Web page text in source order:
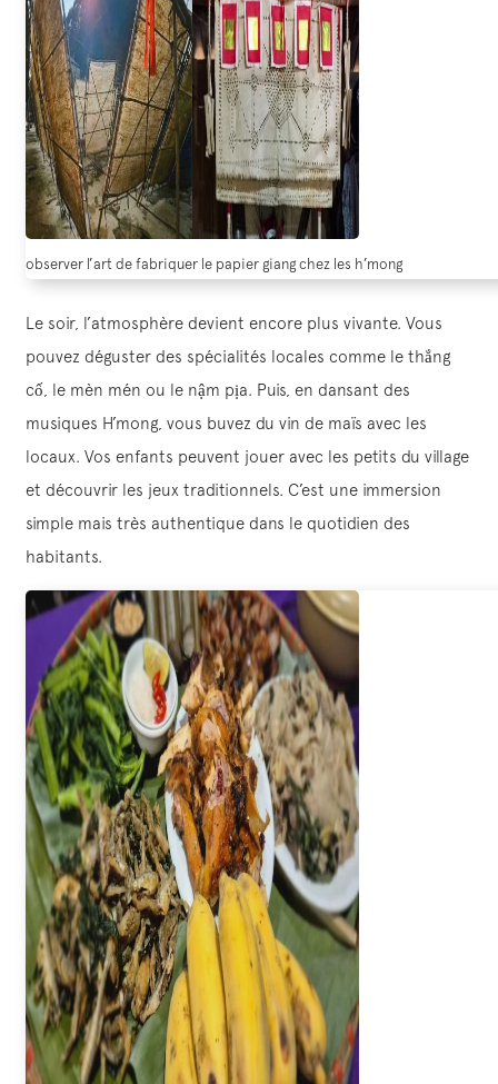
observer l’art de fabriquer le papier giang chez les h’mong
Le soir, l’atmosphère devient encore plus vivante. Vous
pouvez déguster des spécialités locales comme le thắng
cố, le mèn mén ou le nậm pịa. Puis, en dansant des
musiques H’mong, vous buvez du vin de maïs avec les
locaux. Vos enfants peuvent jouer avec les petits du village
et découvrir les jeux traditionnels. C’est une immersion
simple mais très authentique dans le quotidien des
habitants.